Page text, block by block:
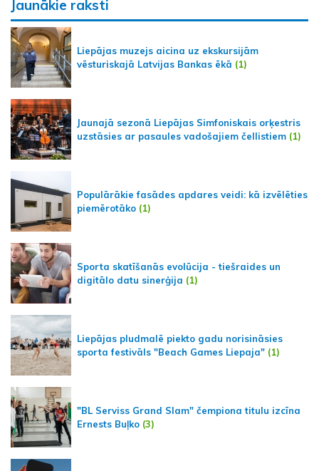
Jaunākie raksti
Liepājas muzejs aicina uz ekskursijām
vēsturiskajā Latvijas Bankas ēkā (1)
Jaunajā sezonā Liepājas Simfoniskais orķestris
uzstāsies ar pasaules vadošajiem čellistiem (1)
Populārākie fasādes apdares veidi: kā izvēlēties
piemērotāko (1)
Sporta skatīšanās evolūcija - tiešraides un
digitālo datu sinerģija (1)
Liepājas pludmalē piekto gadu norisināsies
sporta festivāls "Beach Games Liepaja" (1)
"BL Serviss Grand Slam" čempiona titulu izcīna
Ernests Buļko (3)